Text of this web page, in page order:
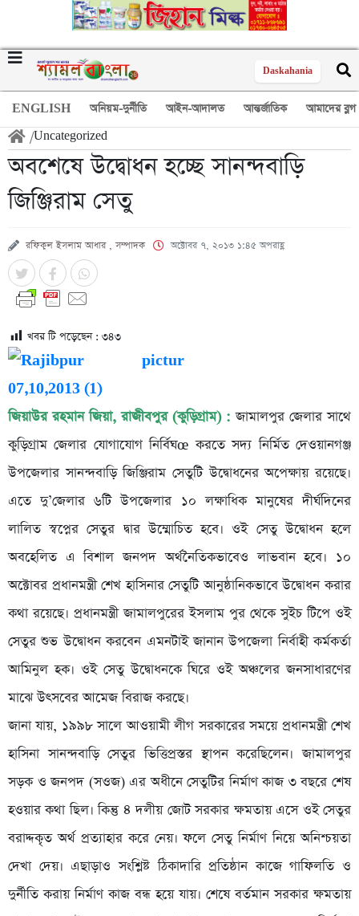
Daskahania
ENGLISH অনিয়ম-দুর্নীতি আইন-আদালত আন্তর্জাতিক আমাদের ব্লগ
/Uncategorized
অবশেষে উদ্বোধন হচ্ছে সানন্দবাড়ি
জিঞ্জিরাম সেতু
রফিকুল ইসলাম আধার , সম্পাদক অক্টোবর ৭, ২০১৩ ১:৪৫ অপরাহ্ণ
খবর টি পড়েছেন : ৩৪৩
জিয়াউর রহমান জিয়া, রাজীবপুর (কুড়িগ্রাম) : জামালপুর জেলার সাথে
কুড়িগ্রাম জেলার যোগাযোগ নির্বিঘœ করতে সদ্য নির্মিত দেওয়ানগঞ্জ
উপজেলার সানন্দবাড়ি জিঞ্জিরাম সেতুটি উদ্বোধনের অপেক্ষায় রয়েছে।
এতে দু’জেলার ৬টি উপজেলার ১০ লক্ষাধিক মানুষের দীর্ঘদিনের
লালিত স্বপ্নের সেতুর দ্বার উম্মোচিত হবে। ওই সেতু উদ্বোধন হলে
অবহেলিত এ বিশাল জনপদ অর্থনৈতিকভাবেও লাভবান হবে। ১০
অক্টোবর প্রধানমন্ত্রী শেখ হাসিনার সেতুটি আনুষ্ঠানিকভাবে উদ্বোধন করার
কথা রয়েছে। প্রধানমন্ত্রী জামালপুরের ইসলাম পুর থেকে সুইচ টিপে ওই
সেতুর শুভ উদ্বোধন করবেন এমনটাই জানান উপজেলা নির্বাহী কর্মকর্তা
আমিনুল হক। ওই সেতু উদ্বোধনকে ঘিরে ওই অঞ্চলের জনসাধারণের
মাঝে উৎসবের আমেজ বিরাজ করছে।
জানা যায়, ১৯৯৮ সালে আওয়ামী লীগ সরকারের সময়ে প্রধানমন্ত্রী শেখ
হাসিনা সানন্দবাড়ি সেতুর ভিত্তিপ্রস্তর স্থাপন করেছিলেন। জামালপুর
সড়ক ও জনপদ (সওজ) এর অধীনে সেতুটির নির্মাণ কাজ ৩ বছরে শেষ
হওয়ার কথা ছিল। কিন্তু ৪ দলীয় জোট সরকার ক্ষমতায় এসে ওই সেতুর
বরাদ্দকৃত অর্থ প্রত্যাহার করে নেয়। ফলে সেতু নির্মাণ নিয়ে অনিশ্চয়তা
দেখা দেয়। এছাড়াও সংশ্লিষ্ট ঠিকাদারি প্রতিষ্ঠান কাজে গাফিলতি ও
দুর্নীতি করায় নির্মাণ কাজ বন্ধ হয়ে যায়। শেষে বর্তমান সরকার ক্ষমতায়